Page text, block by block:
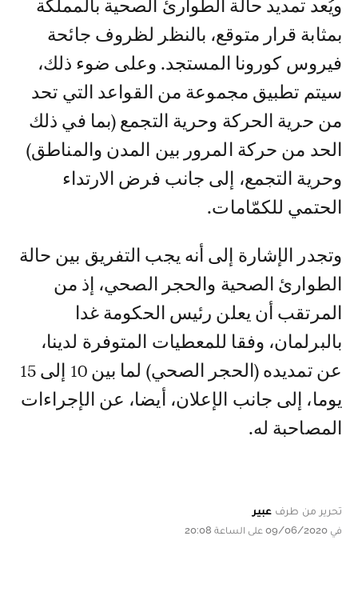
ويُعد تمديد حالة الطوارئ الصحية بالمملكة
بمثابة قرار متوقع، بالنظر لظروف جائحة
فيروس كورونا المستجد. وعلى ضوء ذلك،
سيتم تطبيق مجموعة من القواعد التي تحد
من حرية الحركة وحرية التجمع (بما في ذلك
الحد من حركة المرور بين المدن والمناطق)
وحرية التجمع، إلى جانب فرض الارتداء
الحتمي للكمّامات.
وتجدر الإشارة إلى أنه يجب التفريق بين حالة
الطوارئ الصحية والحجر الصحي، إذ من
المرتقب أن يعلن رئيس الحكومة غدا
بالبرلمان، وفقا للمعطيات المتوفرة لدينا،
عن تمديده (الحجر الصحي) لما بين 10 إلى 15
يوما، إلى جانب الإعلان، أيضا، عن الإجراءات
المصاحبة له.
تحرير من طرف عبير
في 09/06/2020 على الساعة 20:08